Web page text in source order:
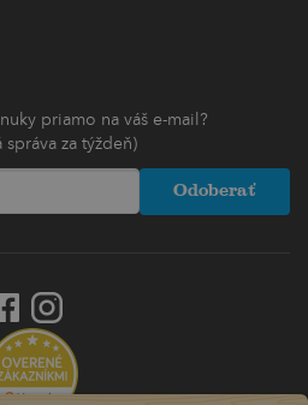
priamo na váš e-mail?
za týždeň)
Odoberať